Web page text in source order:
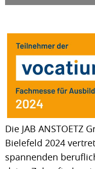
Die JAB ANSTOETZ
Bielefeld 2024
spannenden